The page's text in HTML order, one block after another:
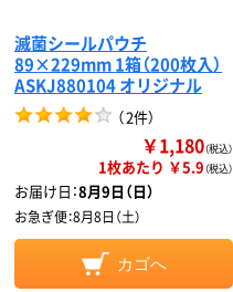
滅菌シールパウチ
89×229mm 1箱（200枚入）
ASKJ880104 オリジナル
（2件）
￥1,180（税込）
1枚あたり ￥5.9（税込）
お届け日：8月9日（日）
お急ぎ便：8月8日（土）
カゴへ